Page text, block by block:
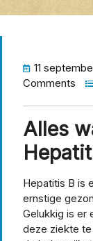
11
Comments
Alles
Hepatitis B is
ernstige
Gelukkig is er
deze ziekte